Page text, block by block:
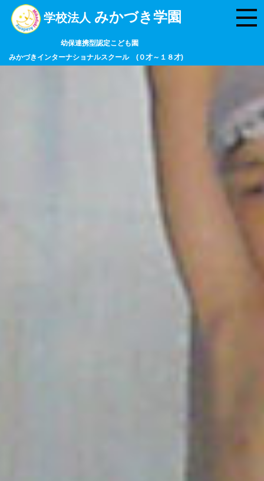
学校法人 みかづき学園
幼保連携型認定こども園
みかづきインターナショナルスクール (０才～１８才)